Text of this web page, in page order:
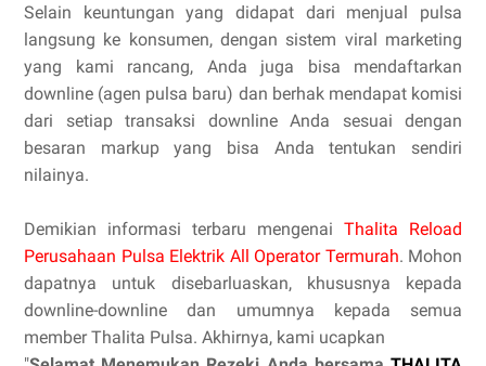
Selain keuntungan yang didapat dari menjual pulsa
langsung ke konsumen, dengan sistem viral marketing
yang kami rancang, Anda juga bisa mendaftarkan
downline (agen pulsa baru) dan berhak mendapat komisi
dari setiap transaksi downline Anda sesuai dengan
besaran markup yang bisa Anda tentukan sendiri
nilainya.
Demikian informasi terbaru mengenai Thalita Reload
Perusahaan Pulsa Elektrik All Operator Termurah. Mohon
dapatnya untuk disebarluaskan, khususnya kepada
downline-downline dan umumnya kepada semua
member Thalita Pulsa. Akhirnya, kami ucapkan